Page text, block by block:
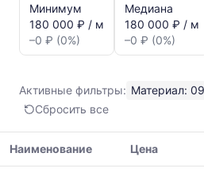
динамика
цен:
Квадрат
Показаны
минимальная,
медианная
и
максимальная
Минимум
180 000 ₽ / м
–0 ₽ (0%)
Медиана
180 000 ₽ / м
–0 ₽ (0%)
Активные фильтры: Материал:
Сбросить все
Наименование Цена